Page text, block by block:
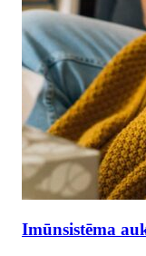
Imūnsistēma